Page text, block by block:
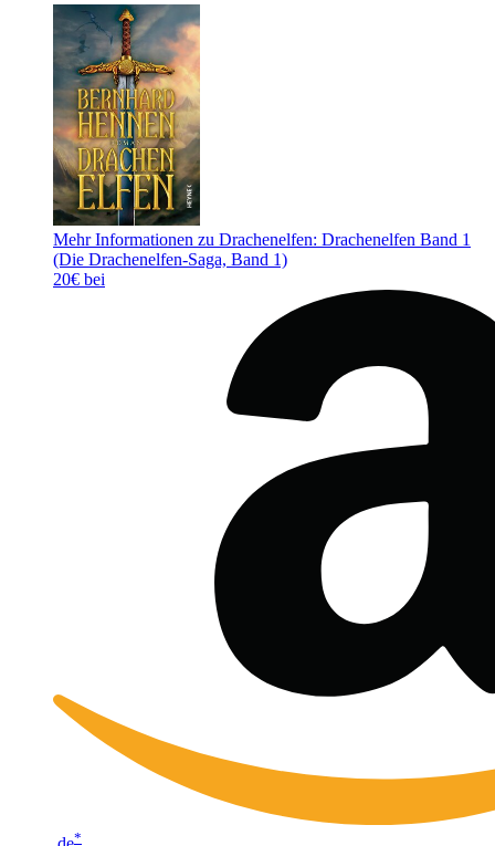
Mehr Informationen zu Drachenelfen: Drachenelfen Band 1
(Die Drachenelfen-Saga, Band 1)
20€ bei
*